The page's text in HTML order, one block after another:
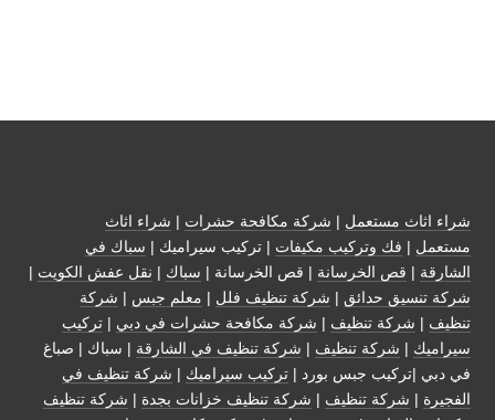
شراء اثاث مستعمل | شركة مكافحة حشرات | شراء اثاث
مستعمل | فك وتركيب مكيفات | تركيب سيراميك | سباك في
الشارقة | قص الخرسانة | قص الخرسانة | سباك | نقل عفش الكويت |
شركة تنسيق حدائق | شركة تنظيف فلل | معلم جبس | شركة
تنظيف | شركة تنظيف | شركة مكافحة حشرات في دبي | تركيب
سيراميك | شركة تنظيف | شركة تنظيف في الشارقة | سباك | صباغ
في دبي |تركيب جبس بورد | تركيب سيراميك | شركة تنظيف في
الفجيرة | شركة تنظيف | شركة تنظيف خزانات بجدة | شركة تنظيف